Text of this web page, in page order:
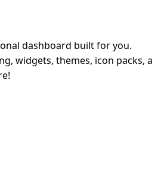
dashboard built for you.
widgets, themes, icon packs, a